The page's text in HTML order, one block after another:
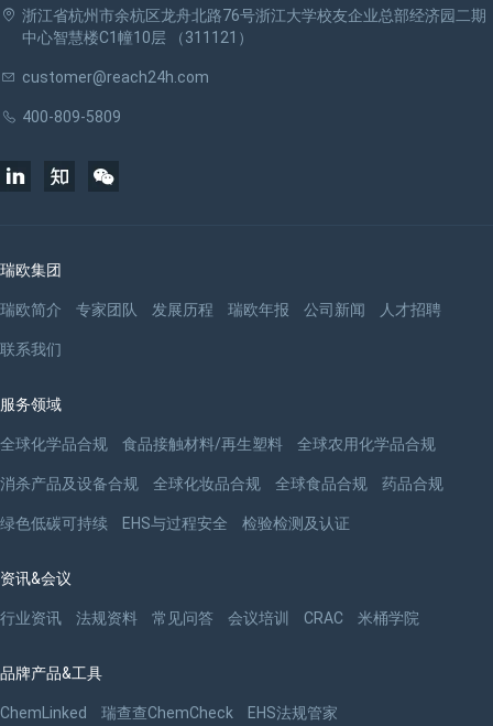
浙江省杭州市余杭区龙舟北路76号浙江大学校友企业总部经济园二期
中心智慧楼C1幢10层 （311121）
customer@reach24h.com
400-809-5809
瑞欧集团
瑞欧简介 专家团队 发展历程 瑞欧年报 公司新闻 人才招聘
联系我们
服务领域
全球化学品合规 食品接触材料/再生塑料 全球农用化学品合规
消杀产品及设备合规 全球化妆品合规 全球食品合规 药品合规
绿色低碳可持续 EHS与过程安全 检验检测及认证
资讯&会议
行业资讯 法规资料 常见问答 会议培训 CRAC 米桶学院
品牌产品&工具
ChemLinked 瑞查查ChemCheck EHS法规管家